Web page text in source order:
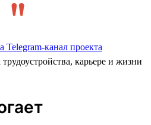
Telegram-канал проекта
карьере и жизни